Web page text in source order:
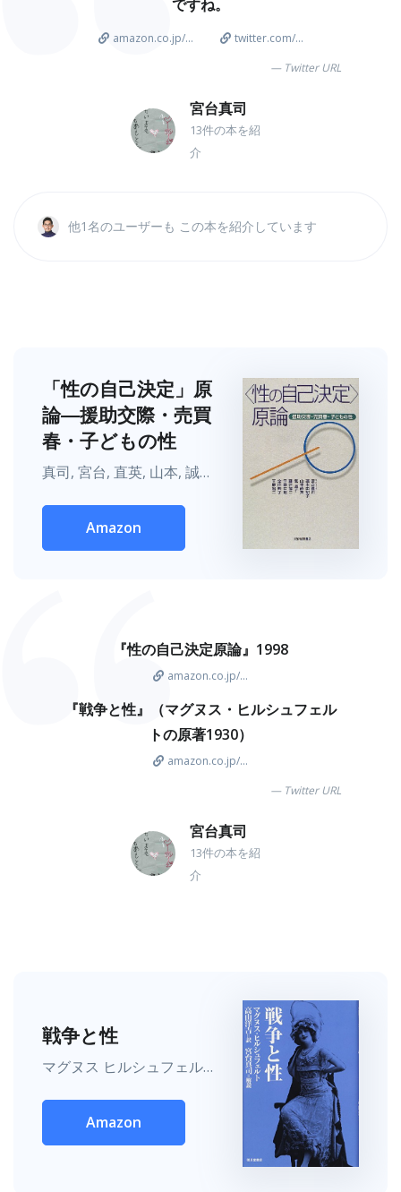
ですね。
amazon.co.jp/...
twitter.com/...
Twitter URL
宮台真司
13件の本を紹
介
他1名のユーザーも この本を紹介しています
「性の自己決定」原
論―援助交際・売買
春・子どもの性
真司, 宮台, 直英, 山本, 誠二, 藤井, 由紀子, 速水, 淑子, 宮, 平野 広朗, 金住 典子, 平野 裕二
Amazon
『性の自己決定原論』1998
amazon.co.jp/...
『戦争と性』（マグヌス・ヒルシュフェル
トの原著1930）
amazon.co.jp/...
Twitter URL
宮台真司
13件の本を紹
介
戦争と性
マグヌス ヒルシュフェルト, 宮台 真司, 高山 洋吉
Amazon